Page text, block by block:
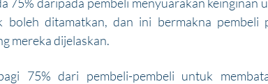
ditamatkan, dan ini bermakna pembeli
mereka dijelaskan.
75% dari pembeli-pembeli untuk